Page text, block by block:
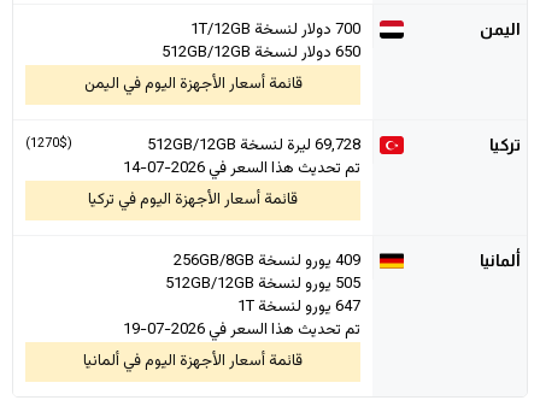
اليمن
700 دولار لنسخة 1T/12GB
650 دولار لنسخة 512GB/12GB
قائمة أسعار الأجهزة اليوم في اليمن
تركيا 69,728
(1270$)
ليرة لنسخة 512GB/12GB
تم تحديث هذا السعر في 2026-07-14
قائمة أسعار الأجهزة اليوم في تركيا
ألمانيا
409 يورو لنسخة 256GB/8GB
505 يورو لنسخة 512GB/12GB
647 يورو لنسخة 1T
تم تحديث هذا السعر في 2026-07-19
قائمة أسعار الأجهزة اليوم في ألمانيا